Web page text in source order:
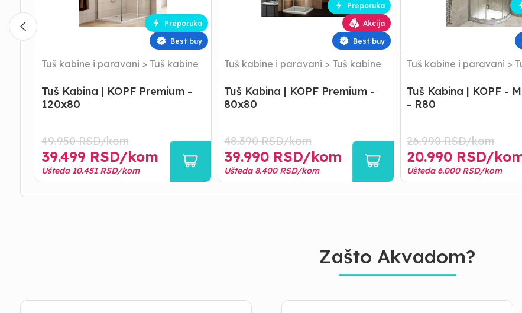
Preporuka
Best buy
Tuš kabine i paravani > Tuš kabine
Tuš Kabina | KOPF Premium -
120x80
49.950RSD/kom
39.499 RSD/kom
Ušteda 10.451RSD/kom
Preporuka
Akcija
Best buy
Tuš kabine i paravani > Tuš kabine
Tuš Kabina | KOPF Premium -
80x80
48.390RSD/kom
39.990RSD/kom
Ušteda 8.400RSD/kom
Tuš kabine i paravani >
Tuš Kabina | KOPF -
- R80
26.990RSD/kom
20.990 RSD/
Ušteda 6.000RSD/kom
Zašto Akvadom?